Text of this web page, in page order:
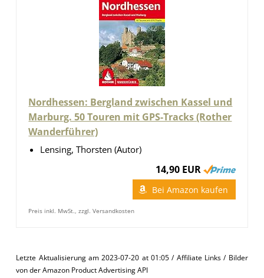
Nordhessen: Bergland zwischen Kassel und
Marburg. 50 Touren mit GPS-Tracks (Rother
Wanderführer)
Lensing, Thorsten (Autor)
14,90 EUR
Bei Amazon kaufen
Preis inkl. MwSt., zzgl. Versandkosten
Letzte Aktualisierung am 2023-07-20 at 01:05 / Affiliate Links / Bilder
von der Amazon Product Advertising API